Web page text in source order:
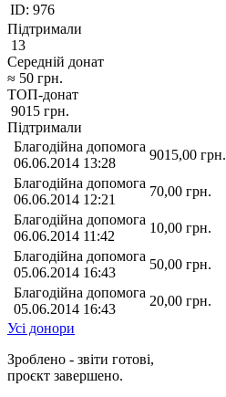
ID: 976
Підтримали
13
Середній донат
≈ 50 грн.
ТОП-донат
9015 грн.
Підтримали
Благодійна допомога
06.06.2014 13:28
9015,00 грн.
Благодійна допомога
06.06.2014 12:21
70,00 грн.
Благодійна допомога
06.06.2014 11:42
10,00 грн.
Благодійна допомога
05.06.2014 16:43
50,00 грн.
Благодійна допомога
05.06.2014 16:43
20,00 грн.
Усі донори
Зроблено - звіти готові,
проєкт завершено.